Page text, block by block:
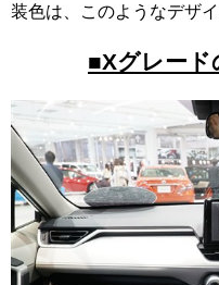
装色は、このようなデザ
■Xグレード